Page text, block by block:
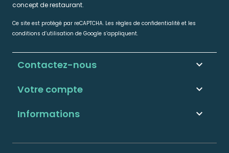
concept de restaurant.
Ce site est protégé par reCAPTCHA. Les règles de confidentialité et les
conditions d’utilisation de Google s’appliquent.
Informations 
Votre compte 
Contactez-nous keyboard_arrow_down